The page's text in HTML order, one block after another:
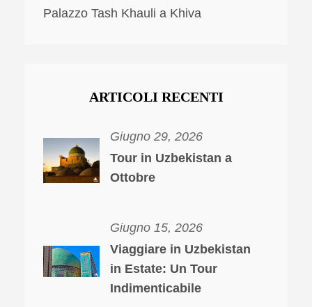
Palazzo Tash Khauli a Khiva
ARTICOLI RECENTI
Giugno 29, 2026
Tour in Uzbekistan a
Ottobre
Giugno 15, 2026
Viaggiare in Uzbekistan
in Estate: Un Tour
Indimenticabile